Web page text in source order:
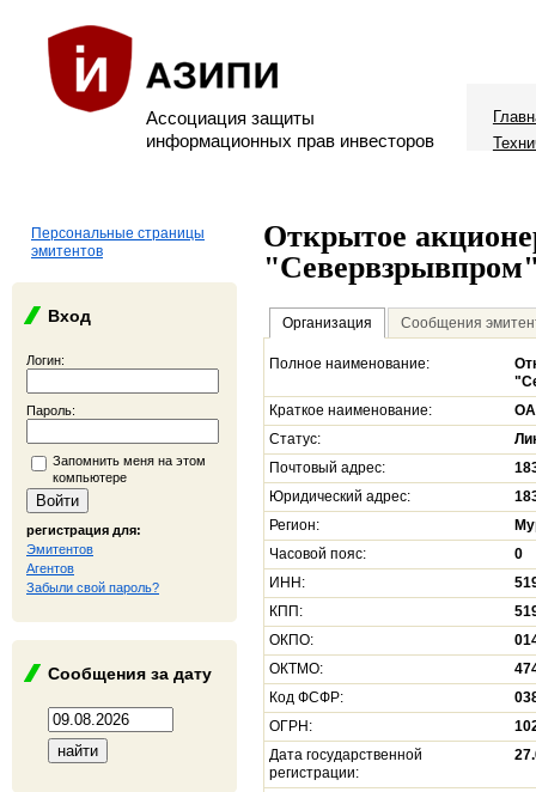
Ассоциация защиты
информационных прав инвесторов
Персональные страницы
эмитентов
Вход
Логин:
Пароль:
Запомнить меня на этом
компьютере
регистрация для:
Эмитентов
Агентов
Забыли свой пароль?
Сообщения за дату
Открытое
Организация Сообщения
Полное наименование:
Краткое наименование:
Статус:
Почтовый адрес:
Юридический адрес:
Регион:
Часовой пояс:
0
ИНН:
КПП:
ОКПО:
ОКТМО:
Код ФСФР:
ОГРН:
Дата государственной
регистрации: